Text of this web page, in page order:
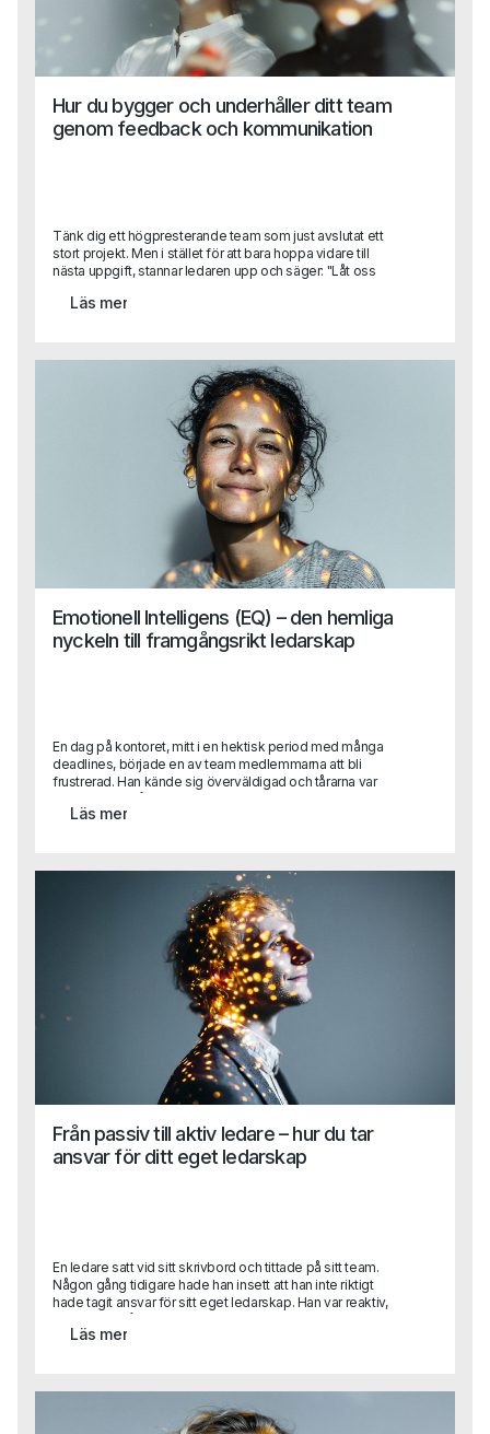
Hur du bygger och underhåller ditt team
genom feedback och kommunikation
Tänk dig ett högpresterande team som just avslutat ett
stort projekt. Men i stället för att bara hoppa vidare till
nästa uppgift, stannar ledaren upp och säger: "Låt oss
Det här feedback samtalet, genomtänkt och konstruktivt,
ges på rätt sätt, blir det inte bara en möjlighet att korrigera
utan också att förstärka och utveckla det som fungerar.
Läs mer
Emotionell Intelligens (EQ) – den hemliga
nyckeln till framgångsrikt ledarskap
En dag på kontoret, mitt i en hektisk period med många
deadlines, började en av team medlemmarna att bli
frustrerad. Han kände sig överväldigad och tårarna var
nära. Det var då en av hans kollegor, med en lugn och
empatisk hållning, närmade sig honom och sa: "Jag förstår
exempel på hög emotionell intelligens. Kollegan förstod
situationen, kände igen den andra personens känslor och
erbjöd hjälp för att hantera dem.Den här berättelsen
illustrerar varför emotionell intelligens är avgörande för
ledare. Det handlar inte bara om att fatta rätt beslut utan
om att förstå och hantera sina egna och andras känslor i
varje given situation.
Läs mer
Från passiv till aktiv ledare – hur du tar
ansvar för ditt eget ledarskap
En ledare satt vid sitt skrivbord och tittade på sitt team.
Någon gång tidigare hade han insett att han inte riktigt
hade tagit ansvar för sitt eget ledarskap. Han var reaktiv,
hade väntat på att förändringar skulle komma till honom,
inte för att han hade alla svar, utan för att han hade viljan att
driva den nödvändiga förändringen.
Läs mer